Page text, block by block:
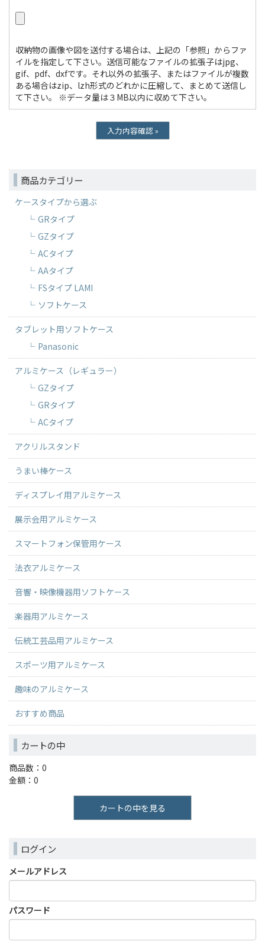
収納物の画像や図を送付する場合は、上記の「参照」からファ
イルを指定して下さい。送信可能なファイルの拡張子はjpg、
gif、pdf、dxfです。それ以外の拡張子、またはファイルが複数
ある場合はzip、lzh形式のどれかに圧縮して、まとめて送信し
て下さい。 ※データ量は３MB以内に収めて下さい。
商品カテゴリー
ケースタイプから選ぶ
GRタイプ
GZタイプ
ACタイプ
AAタイプ
FSタイプ LAMI
ソフトケース
タブレット用ソフトケース
Panasonic
アルミケース（レギュラー）
GZタイプ
GRタイプ
ACタイプ
アクリルスタンド
うまい棒ケース
ディスプレイ用アルミケース
展示会用アルミケース
スマートフォン保管用ケース
法衣アルミケース
音響・映像機器用ソフトケース
楽器用アルミケース
伝統工芸品用アルミケース
スポーツ用アルミケース
趣味のアルミケース
おすすめ商品
カートの中
商品数：0
金額：0
カートの中を見る
ログイン
メールアドレス
パスワード